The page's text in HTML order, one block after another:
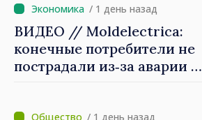
диаспора может сыграть
важную роль в
продвижении и поддержке
этого пути»
/ 1 день назад
ВИДЕО // Moldelectrica:
конечные потребители не
пострадали из‑за аварии на
/ 1 день назад